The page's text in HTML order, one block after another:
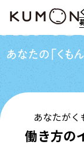
あなたがく
働き方の